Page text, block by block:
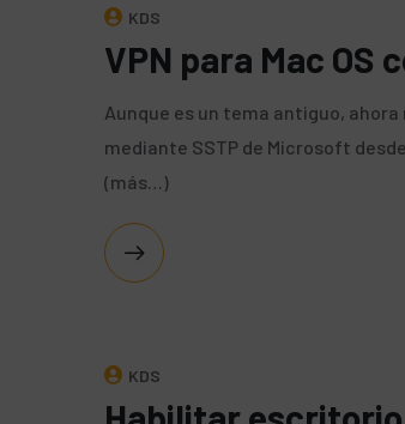
KDS
VPN para Mac OS
Aunque es un tema antiguo,
mediante SSTP de Microsoft
(más…)
KDS